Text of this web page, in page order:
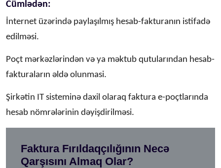
Cümlədən:
İnternet üzərində paylaşılmış hesab-fakturanın istifadə
edilməsi.
Poçt mərkəzlərindən və ya məktub qutularından hesab-
fakturaların əldə olunmasi.
Şirkətin IT sisteminə daxil olaraq faktura e-poçtlarında
hesab nömrələrinin dəyişdirilməsi.
Faktura Fırıldaqçılığının Necə
Qarşısını Almaq Olar?